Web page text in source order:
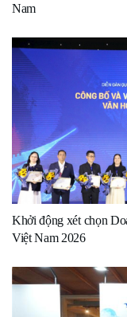
Nam
Khởi động xét chọn
Việt Nam 2026